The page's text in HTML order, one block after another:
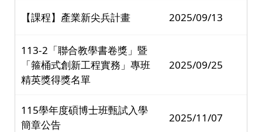
【課程】產業新尖兵計畫 2025/09/13
113-2「聯合教學書卷獎」暨
「箍桶式創新工程實務」專班
精英獎得獎名單
2025/09/25
115學年度碩博士班甄試入學
簡章公告
2025/11/07